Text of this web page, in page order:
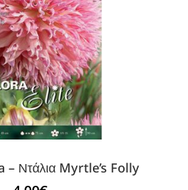
– Ντάλια Myrtle’s Folly